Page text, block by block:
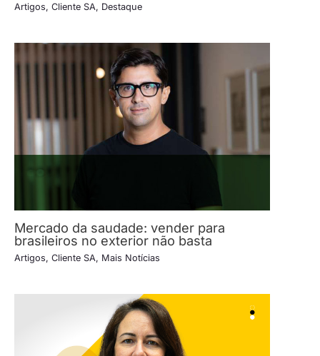
Artigos, Cliente SA, Destaque
Mercado da saudade: vender para
brasileiros no exterior não basta
Artigos, Cliente SA, Mais Notícias